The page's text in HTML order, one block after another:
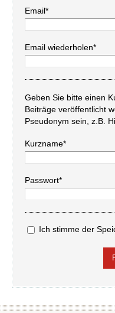
Email*
Email wiederholen*
Geben Sie bitte einen
Beiträge veröffentlicht
Pseudonym sein, z.B.
Kurzname*
Passwort*
Ich stimme der